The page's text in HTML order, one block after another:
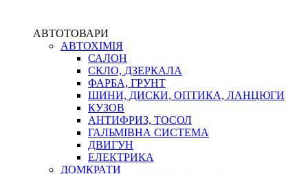
АВТОТОВАРИ
АВТОХІМІЯ
САЛОН
СКЛО, ДЗЕРКАЛА
ФАРБА, ГРУНТ
ШИНИ, ДИСКИ, ОПТИКА, ЛАНЦЮГИ
КУЗОВ
АНТИФРИЗ, ТОСОЛ
ГАЛЬМІВНА СИСТЕМА
ДВИГУН
ЕЛЕКТРИКА
ДОМКРАТИ